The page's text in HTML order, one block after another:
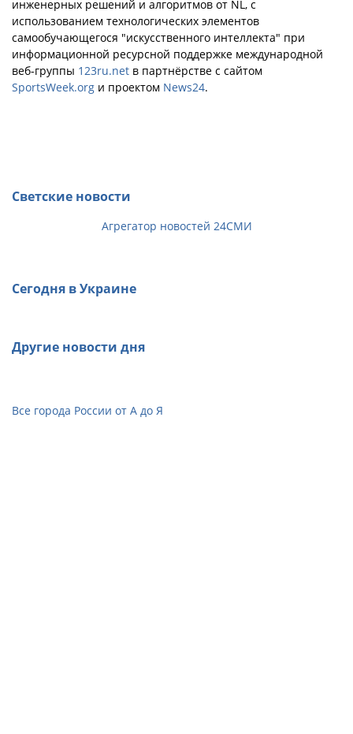
инженерных решений и алгоритмов от NL, с
использованием технологических элементов
самообучающегося "искусственного интеллекта" при
информационной ресурсной поддержке международной
веб-группы 123ru.net в партнёрстве с сайтом
SportsWeek.org и проектом News24.
Светские новости
Агрегатор новостей 24СМИ
Сегодня в Украине
Другие новости дня
Все города России от А до Я